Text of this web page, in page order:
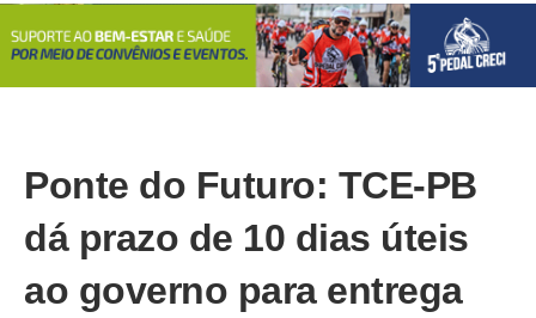
Ponte do Futuro: TCE-PB
dá prazo de 10 dias úteis
ao governo para entrega